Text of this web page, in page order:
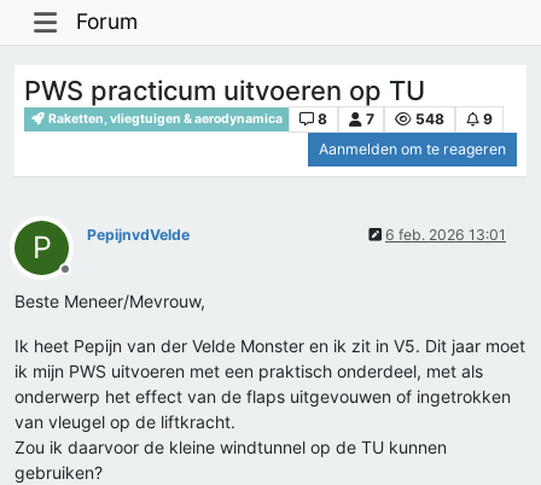
Forum
PWS practicum uitvoeren op TU
Raketten, vliegtuigen & aerodynamica 8 7 548
9
Aanmelden om te reageren
P
Offline
PepijnvdVelde 6 feb. 2026 13:01
Beste Meneer/Mevrouw,
Ik heet Pepijn van der Velde Monster en ik zit in V5. Dit jaar moet
ik mijn PWS uitvoeren met een praktisch onderdeel, met als
onderwerp het effect van de flaps uitgevouwen of ingetrokken
van vleugel op de liftkracht.
Zou ik daarvoor de kleine windtunnel op de TU kunnen
gebruiken?